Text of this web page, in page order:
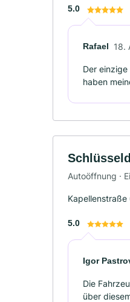
5.0
Rafael 18.
Der
haben
Autoöffnung ·
5.0
Igor
Die
über